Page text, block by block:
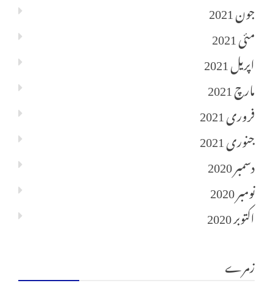
جون 2021
مئی 2021
اپریل 2021
مارچ 2021
فروری 2021
جنوری 2021
دسمبر 2020
نومبر 2020
اکتوبر 2020
زمرے